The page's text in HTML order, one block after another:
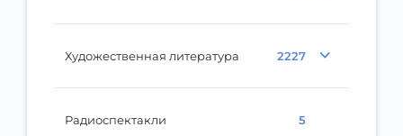
Художественная литература 2227
Радиоспектакли 5